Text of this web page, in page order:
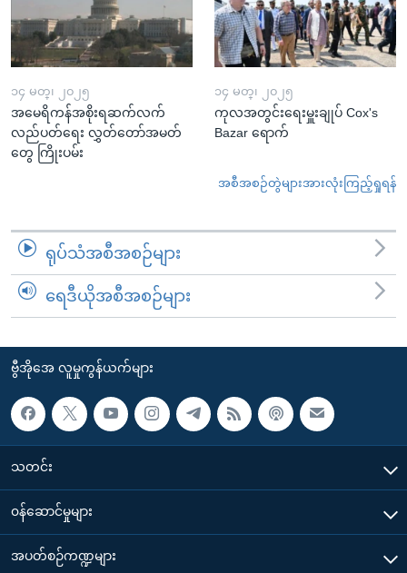
၁၄ မတ္၊ ၂၀၂၅
အမေရိကန်အစိုးရဆက်လက်
လည်ပတ်ရေး လွှတ်တော်အမတ်
တွေ ကြိုးပမ်း
၁၄ မတ္၊ ၂၀၂၅
ကုလအတွင်းရေးမှူးချုပ် Cox's
Bazar ရောက်
အစီအစဉ်တွဲများအားလုံးကြည့်ရှုရန်
ရုပ်သံအစီအစဉ်များ
ရေဒီယိုအစီအစဉ်များ
ဗွီအိုအေ လူမှုကွန်ယက်များ
သတင်း
၀န်ဆောင်မှုများ
အပတ်စဉ်ကဏ္ဍများ